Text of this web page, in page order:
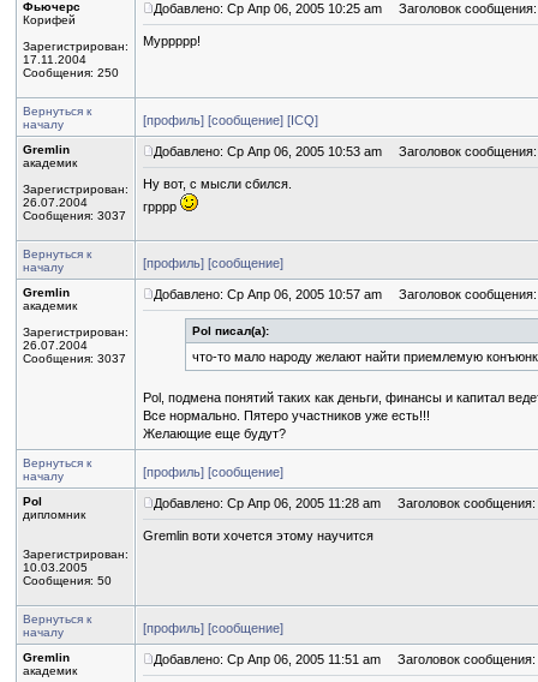
Фьючерс
Корифей
Зарегистрирован:
17.11.2004
Сообщения: 250
Добавлено: Ср Апр 06, 2005 10:25 am Заголовок сообщения:
Муррррр!
Вернуться к
началу
[профиль] [сообщение] [ICQ]
Gremlin
академик
Зарегистрирован:
26.07.2004
Сообщения: 3037
Добавлено: Ср Апр 06, 2005 10:53 am Заголовок сообщения:
Ну вот, с мысли сбился.
грррр
Вернуться к
началу
[профиль] [сообщение]
Gremlin
академик
Зарегистрирован:
26.07.2004
Сообщения: 3037
Добавлено: Ср Апр 06, 2005 10:57 am Заголовок сообщения:
Pol писал(а):
что-то мало народу желают найти приемлемую
Роl, подмена понятий таких как деньги, финансы и капитал
Все нормально. Пятеро участников уже есть!!!
Желающие еще будут?
Вернуться к
началу
[профиль] [сообщение]
Pol
дипломник
Зарегистрирован:
10.03.2005
Сообщения: 50
Добавлено: Ср Апр 06, 2005 11:28 am Заголовок сообщения:
Gremlin воти хочется этому научится
Вернуться к
началу
[профиль] [сообщение]
Gremlin
академик
Добавлено: Ср Апр 06, 2005 11:51 am Заголовок сообщения: